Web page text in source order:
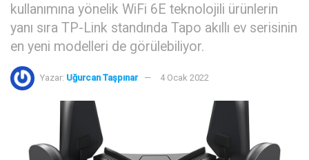
kullanımına yönelik WiFi 6E teknolojili ürünlerin
yanı sıra TP-Link standında Tapo akıllı ev serisinin
en yeni modelleri de görülebiliyor.
Yazar: Uğurcan Taşpınar 4 Ocak 2022